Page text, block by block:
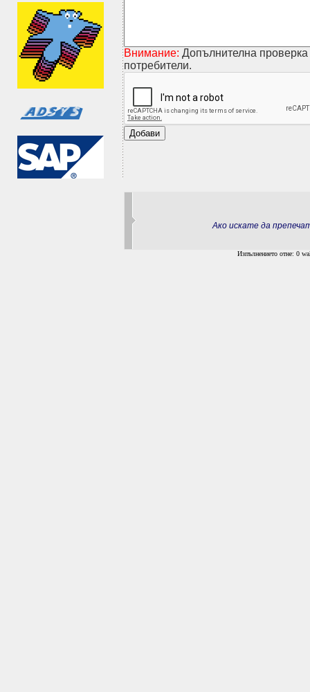
Внимание: Допълнителна
потребители.
Ако искате да
Изпълнението отне: 0